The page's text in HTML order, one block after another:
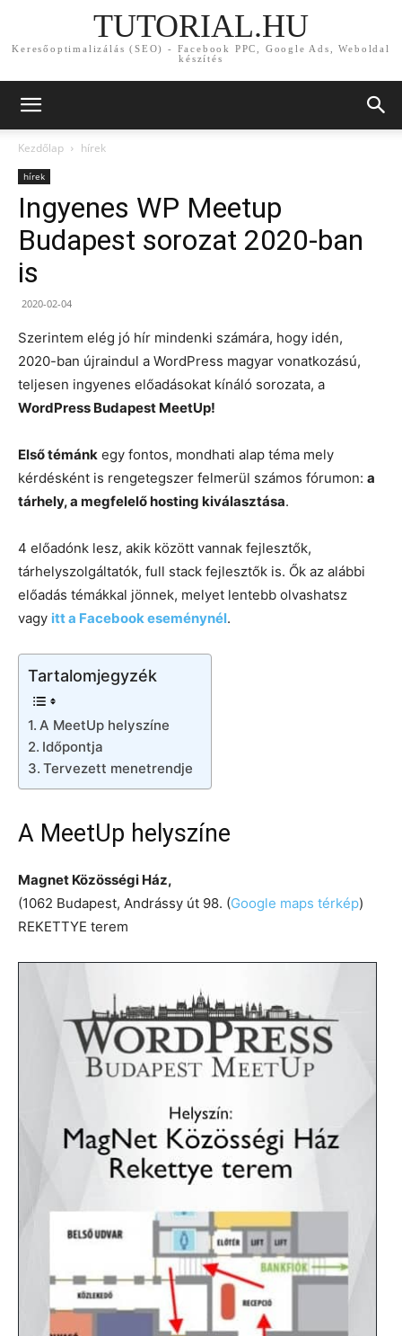
TUTORIAL.HU
Keresőoptimalizálás (SEO) - Facebook PPC, Google Ads, Weboldal
készítés
Kezdőlap hírek
hírek
Ingyenes WP Meetup
Budapest sorozat 2020-ban
is
2020-02-04
Szerintem elég jó hír mindenki számára, hogy idén,
2020-ban újraindul a WordPress magyar vonatkozású,
teljesen ingyenes előadásokat kínáló sorozata, a
WordPress Budapest MeetUp!
Első témánk egy fontos, mondhati alap téma mely
kérdésként is rengetegszer felmerül számos fórumon: a
tárhely, a megfelelő hosting kiválasztása.
4 előadónk lesz, akik között vannak fejlesztők,
tárhelyszolgáltatók, full stack fejlesztők is. Ők az alábbi
előadás témákkal jönnek, melyet lentebb olvashatsz
vagy itt a Facebook eseménynél.
Tartalomjegyzék
A MeetUp helyszíne
Időpontja
Tervezett menetrendje
A MeetUp helyszíne
Magnet Közösségi Ház,
(1062 Budapest, Andrássy út 98. (Google maps térkép)
REKETTYE terem